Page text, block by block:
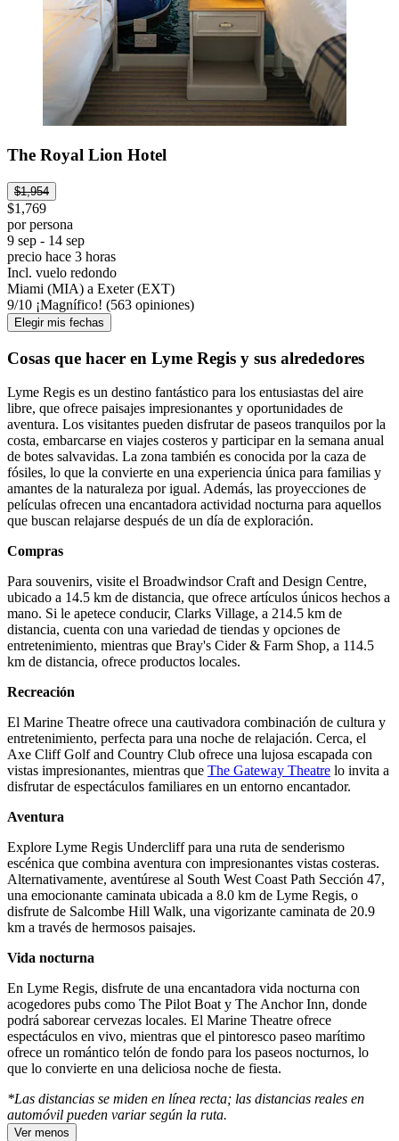
The Royal Lion Hotel
$1,954
$1,769
por persona
9 sep - 14 sep
precio hace 3 horas
Incl. vuelo redondo
Miami (MIA) a Exeter (EXT)
9/10 ¡Magnífico! (563 opiniones)
Elegir mis fechas
Cosas que hacer en Lyme Regis y sus alrededores
Lyme Regis es un destino fantástico para los entusiastas del aire
libre, que ofrece paisajes impresionantes y oportunidades de
aventura. Los visitantes pueden disfrutar de paseos tranquilos por la
costa, embarcarse en viajes costeros y participar en la semana anual
de botes salvavidas. La zona también es conocida por la caza de
fósiles, lo que la convierte en una experiencia única para familias y
amantes de la naturaleza por igual. Además, las proyecciones de
películas ofrecen una encantadora actividad nocturna para aquellos
que buscan relajarse después de un día de exploración.
Compras
Para souvenirs, visite el Broadwindsor Craft and Design Centre,
ubicado a 14.5 km de distancia, que ofrece artículos únicos hechos a
mano. Si le apetece conducir, Clarks Village, a 214.5 km de
distancia, cuenta con una variedad de tiendas y opciones de
entretenimiento, mientras que Bray's Cider & Farm Shop, a 114.5
km de distancia, ofrece productos locales.
Recreación
El Marine Theatre ofrece una cautivadora combinación de cultura y
entretenimiento, perfecta para una noche de relajación. Cerca, el
Axe Cliff Golf and Country Club ofrece una lujosa escapada con
vistas impresionantes, mientras que The Gateway Theatre lo invita a
disfrutar de espectáculos familiares en un entorno encantador.
Aventura
Explore Lyme Regis Undercliff para una ruta de senderismo
escénica que combina aventura con impresionantes vistas costeras.
Alternativamente, aventúrese al South West Coast Path Sección 47,
una emocionante caminata ubicada a 8.0 km de Lyme Regis, o
disfrute de Salcombe Hill Walk, una vigorizante caminata de 20.9
km a través de hermosos paisajes.
Vida nocturna
En Lyme Regis, disfrute de una encantadora vida nocturna con
acogedores pubs como The Pilot Boat y The Anchor Inn, donde
podrá saborear cervezas locales. El Marine Theatre ofrece
espectáculos en vivo, mientras que el pintoresco paseo marítimo
ofrece un romántico telón de fondo para los paseos nocturnos, lo
que lo convierte en una deliciosa noche de fiesta.
*Las distancias se miden en línea recta; las distancias reales en
automóvil pueden variar según la ruta.
Ver menos